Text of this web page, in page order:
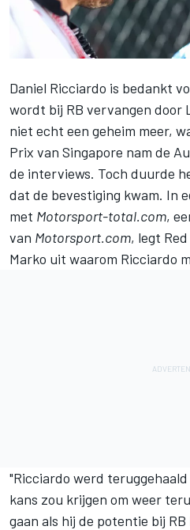
Daniel Ricciardo is bedankt
wordt bij RB vervangen door
niet echt een geheim meer,
Prix van Singapore nam de
de interviews. Toch duurde
dat de bevestiging kwam. In
met Motorsport-total.com,
van Motorsport.com, legt
Marko uit waarom Ricciardo
"Ricciardo werd
kans zou krijgen om weer
gaan als hij de potentie bij